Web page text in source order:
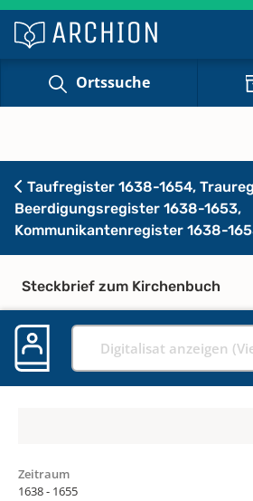
Ortssuche
Taufregister 1638-1654,
Beerdigungsregister 1638-1653,
Kommunikantenregister 1638-
Steckbrief zum Kirchenbuch
Digitalisat anzeigen
Zeitraum
1638 - 1655